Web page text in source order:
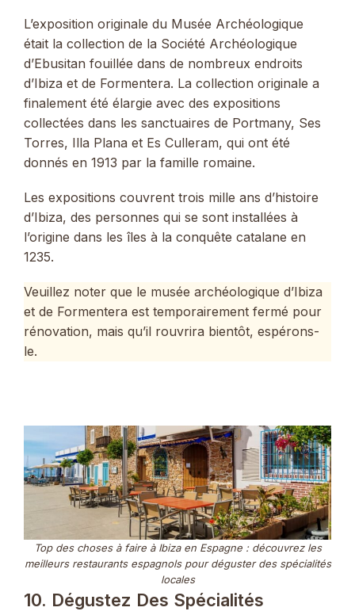
L’exposition originale du Musée Archéologique
était la collection de la Société Archéologique
d’Ebusitan fouillée dans de nombreux endroits
d’Ibiza et de Formentera. La collection originale a
finalement été élargie avec des expositions
collectées dans les sanctuaires de Portmany, Ses
Torres, Illa Plana et Es Culleram, qui ont été
donnés en 1913 par la famille romaine.
Les expositions couvrent trois mille ans d’histoire
d’Ibiza, des personnes qui se sont installées à
l’origine dans les îles à la conquête catalane en
1235.
Veuillez noter que le musée archéologique d’Ibiza
et de Formentera est temporairement fermé pour
rénovation, mais qu’il rouvrira bientôt, espérons-
le.
Top des choses à faire à Ibiza en Espagne : découvrez les
meilleurs restaurants espagnols pour déguster des spécialités
locales
10. Dégustez Des Spécialités